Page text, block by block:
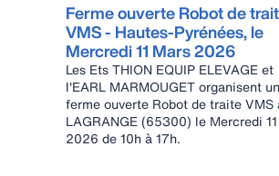
Ferme ouverte Robot de
VMS - Hautes-Pyrénées, le
Mercredi 11 Mars 2026
Les Ets THION EQUIP ELEVAGE et
l'EARL MARMOUGET organisent
ferme ouverte Robot de traite VMS
LAGRANGE (65300) le Mercredi
2026 de 10h à 17h.